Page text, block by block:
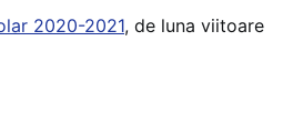
2020-2021, de luna viitoare